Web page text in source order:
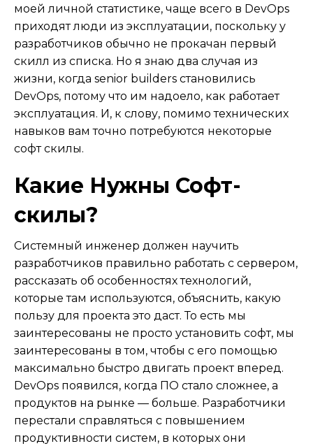
моей личной статистике, чаще всего в DevOps
приходят люди из эксплуатации, поскольку у
разработчиков обычно не прокачан первый
скилл из списка. Но я знаю два случая из
жизни, когда senior builders становились
DevOps, потому что им надоело, как работает
эксплуатация. И, к слову, помимо технических
навыков вам точно потребуются некоторые
софт скилы.
Какие Нужны Софт-
скилы?
Системный инженер должен научить
разработчиков правильно работать с сервером,
рассказать об особенностях технологий,
которые там используются, объяснить, какую
пользу для проекта это даст. То есть мы
заинтересованы не просто установить софт, мы
заинтересованы в том, чтобы с его помощью
максимально быстро двигать проект вперед.
DevOps появился, когда ПО стало сложнее, а
продуктов на рынке — больше. Разработчики
перестали справляться с повышением
продуктивности систем, в которых они